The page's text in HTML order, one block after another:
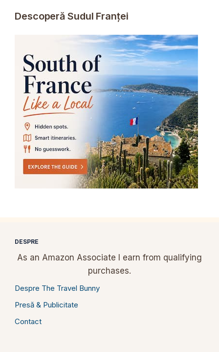
Descoperă Sudul Franței
DESPRE
As an Amazon Associate I earn from qualifying
purchases.
Despre The Travel Bunny
Presă & Publicitate
Contact